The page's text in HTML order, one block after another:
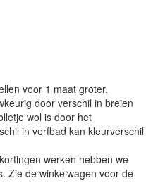
voor 1 maat groter.
door verschil in breien
wol is door het
in verfbad kan kleurverschil
werken hebben we
Zie de winkelwagen voor de